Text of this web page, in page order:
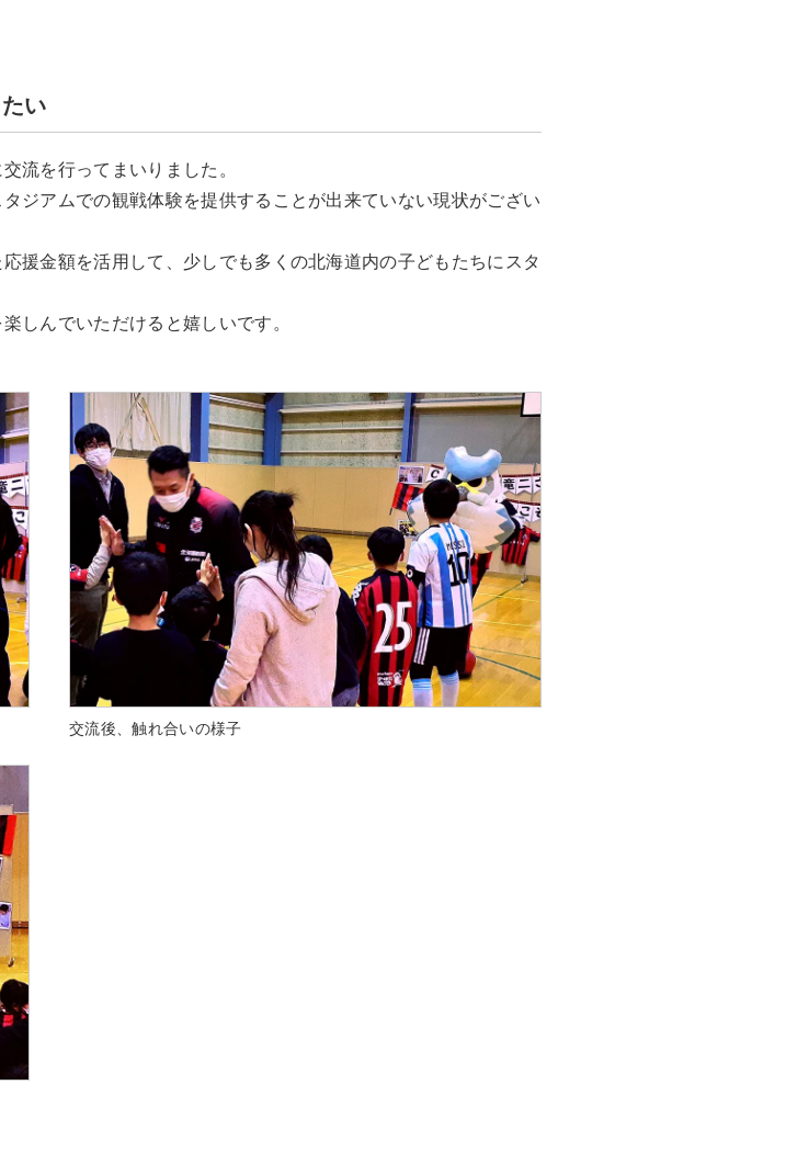
い
流を行ってまいりました。
ジアムでの観戦体験を提供することが出来ていない現状がござい
援金額を活用して、少しでも多くの北海道内の子どもたちにスタ
しんでいただけると嬉しいです。
交流後、触れ合いの様子